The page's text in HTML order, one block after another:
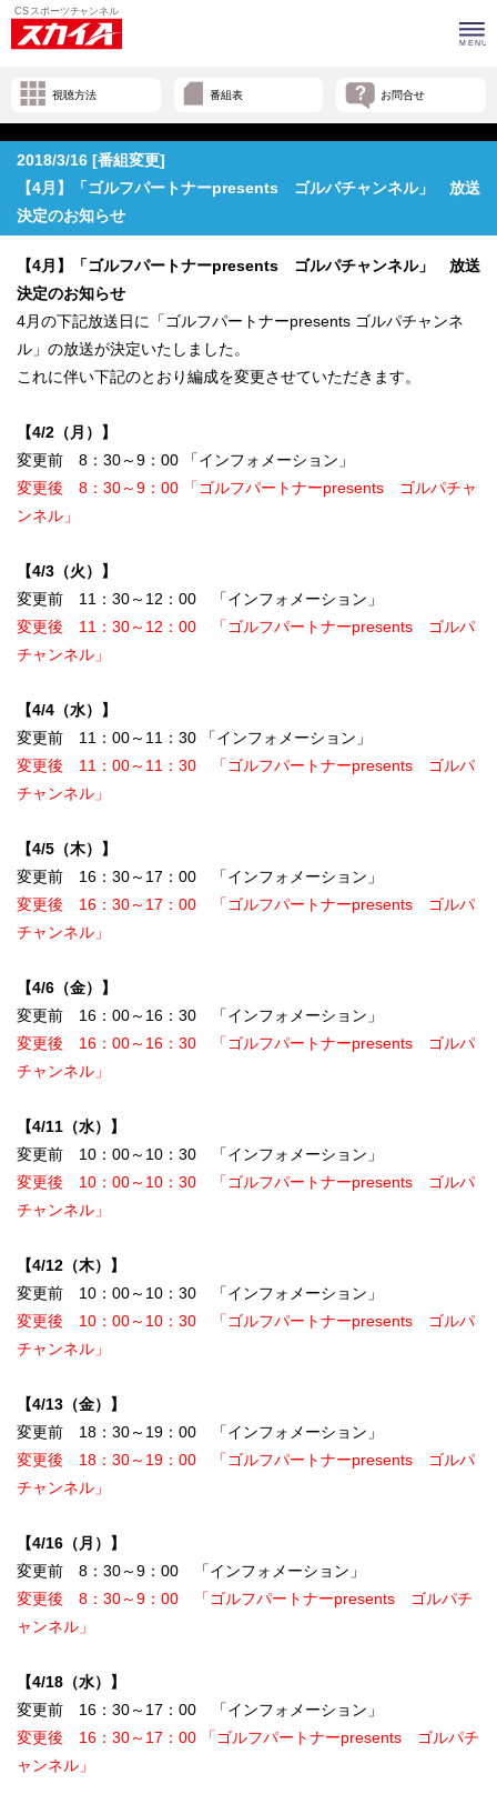
視聴方法 番組表 お問合せ
2018/3/16 [番組変更]
【4月】「ゴルフパートナーpresents ゴルパチャンネル」 放送
決定のお知らせ
【4月】「ゴルフパートナーpresents ゴルパチャンネル」 放送
決定のお知らせ
4月の下記放送日に「ゴルフパートナーpresents ゴルパチャンネ
ル」の放送が決定いたしました。
これに伴い下記のとおり編成を変更させていただきます。
【4/2（月）】
変更前 8：30～9：00 「インフォメーション」
変更後 8：30～9：00 「ゴルフパートナーpresents ゴルパチャ
ンネル」
【4/3（火）】
変更前 11：30～12：00 「インフォメーション」
変更後 11：30～12：00 「ゴルフパートナーpresents ゴルパ
チャンネル」
【4/4（水）】
変更前 11：00～11：30 「インフォメーション」
変更後 11：00～11：30 「ゴルフパートナーpresents ゴルパ
チャンネル」
【4/5（木）】
変更前 16：30～17：00 「インフォメーション」
変更後 16：30～17：00 「ゴルフパートナーpresents ゴルパ
チャンネル」
【4/6（金）】
変更前 16：00～16：30 「インフォメーション」
変更後 16：00～16：30 「ゴルフパートナーpresents ゴルパ
チャンネル」
【4/11（水）】
変更前 10：00～10：30 「インフォメーション」
変更後 10：00～10：30 「ゴルフパートナーpresents ゴルパ
チャンネル」
【4/12（木）】
変更前 10：00～10：30 「インフォメーション」
変更後 10：00～10：30 「ゴルフパートナーpresents ゴルパ
チャンネル」
【4/13（金）】
変更前 18：30～19：00 「インフォメーション」
変更後 18：30～19：00 「ゴルフパートナーpresents ゴルパ
チャンネル」
【4/16（月）】
変更前 8：30～9：00 「インフォメーション」
変更後 8：30～9：00 「ゴルフパートナーpresents ゴルパチ
ャンネル」
【4/18（水）】
変更前 16：30～17：00 「インフォメーション」
変更後 16：30～17：00 「ゴルフパートナーpresents ゴルパチ
ャンネル」